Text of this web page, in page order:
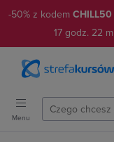
-50% z kodem CHILL50
17 godz. 22
Menu